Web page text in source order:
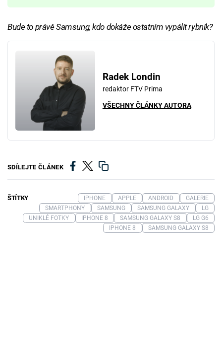
Bude to právě Samsung, kdo dokáže ostatním vypálit rybník?
Radek Londin
redaktor FTV Prima
VŠECHNY ČLÁNKY AUTORA
SDÍLEJTE ČLÁNEK
ŠTÍTKY IPHONE APPLE ANDROID
GALERIE
SMARTPHONY
SAMSUNG SAMSUNG GALAXY
LG
UNIKLÉ FOTKY
IPHONE 8 SAMSUNG GALAXY S8
LG G6
IPHONE 8
SAMSUNG GALAXY S8